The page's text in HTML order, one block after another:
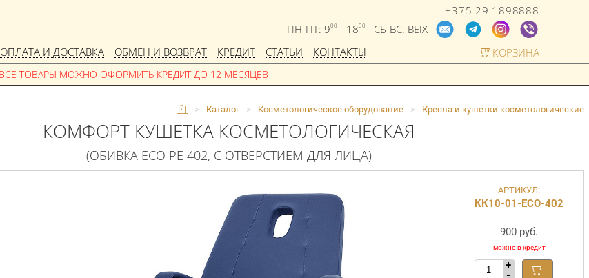
+375 29 1898888
ПН-ПТ: 900 - 1800
СБ-ВС: ВЫХ
ОПЛАТА И ДОСТАВКА ОБМЕН И ВОЗВРАТ КРЕДИТ СТАТЬИ КОНТАКТЫ КОРЗИНА
> Каталог > Косметологическое оборудование > Кресла и кушетки косметологические
КОМФОРТ КУШЕТКА КОСМЕТОЛОГИЧЕСКАЯ
(ОБИВКА ECO PE 402, С ОТВЕРСТИЕМ ДЛЯ ЛИЦА)
АРТИКУЛ:
КК10-01-ECO-402
900 руб.
+
-